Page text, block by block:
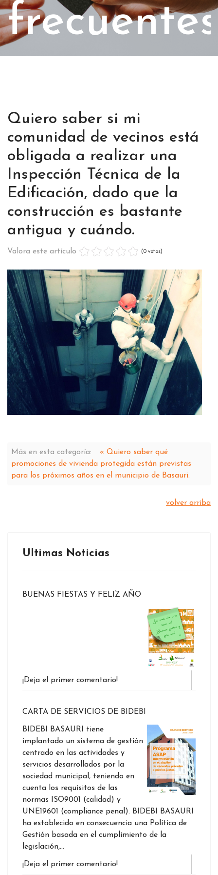
frecuentes
Quiero saber si mi
comunidad de vecinos está
obligada a realizar una
Inspección Técnica de la
Edificación, dado que la
construcción es bastante
antigua y cuándo.
Valora este artículo (0 votos)
Más en esta categoría:
« Quiero saber qué
promociones de vivienda protegida están previstas
para los próximos años en el municipio de Basauri.
volver arriba
Ultimas Noticias
BUENAS FIESTAS Y FELIZ AÑO
¡Deja el primer comentario!
CARTA DE SERVICIOS DE BIDEBI
BIDEBI BASAURI tiene
implantado un sistema de gestión
centrado en las actividades y
servicios desarrollados por la
sociedad municipal, teniendo en
cuenta los requisitos de las
normas ISO9001 (calidad) y
UNE19601 (compliance penal). BIDEBI BASAURI
ha establecido en consecuencia una Política de
Gestión basada en el cumplimiento de la
legislación,…
¡Deja el primer comentario!